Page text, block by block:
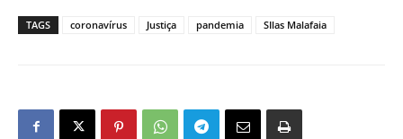
TAGS coronavírus Justiça pandemia SIlas Malafaia